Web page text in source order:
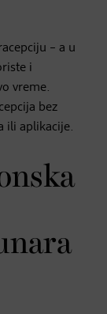
– a u
i
vreme.
bez
ili aplikacije.